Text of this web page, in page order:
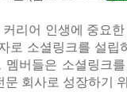
커리어 인생에 중요
로 소셜링크를 설립
버들은 소셜링크
회사로 성장하기